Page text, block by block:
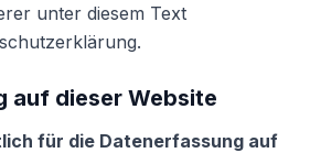
unter diesem Text
auf dieser Website
für die Datenerfassung auf